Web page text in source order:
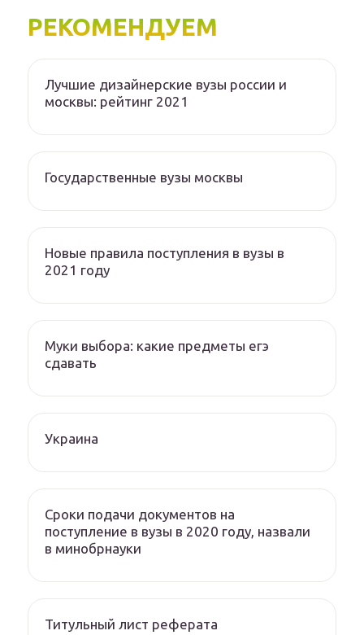
РЕКОМЕНДУЕМ
Лучшие дизайнерские вузы россии и
москвы: рейтинг 2021
Государственные вузы москвы
Новые правила поступления в вузы в
2021 году
Муки выбора: какие предметы егэ
сдавать
Украина
Сроки подачи документов на
поступление в вузы в 2020 году, назвали
в минобрнауки
Титульный лист реферата